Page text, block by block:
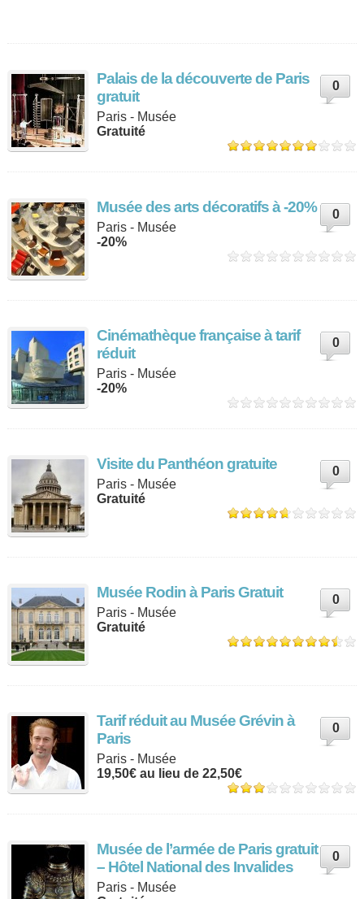
Palais de la découverte de Paris
gratuit
0
Paris - Musée
Gratuité
Musée des arts décoratifs à -20%
0
Paris - Musée
-20%
Cinémathèque française à tarif
réduit
0
Paris - Musée
-20%
Visite du Panthéon gratuite
0
Paris - Musée
Gratuité
Musée Rodin à Paris Gratuit
0
Paris - Musée
Gratuité
Tarif réduit au Musée Grévin à
Paris
0
Paris - Musée
19,50€ au lieu de 22,50€
Musée de l’armée de Paris gratuit
– Hôtel National des Invalides
0
Paris - Musée